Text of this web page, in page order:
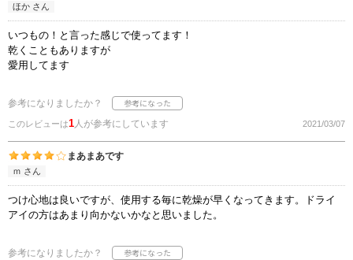
ほか さん
いつもの！と言った感じで使ってます！
乾くこともありますが
愛用してます
参考になりましたか？
このレビューは1人が参考にしています 2021/03/07
まあまあです
ｍ さん
つけ心地は良いですが、使用する毎に乾燥が早くなってきます。ドライ
アイの方はあまり向かないかなと思いました。
参考になりましたか？